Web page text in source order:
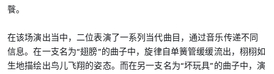
餮。
在该场演出当中，二位表演了一系列当代曲目，通过音乐传递不同
信息。在一支名为“翅膀”的曲子中，旋律自单簧管缓缓流出，栩栩如
生地描绘出鸟儿飞翔的姿态。而在另一支名为“坏玩具”的曲子中，演